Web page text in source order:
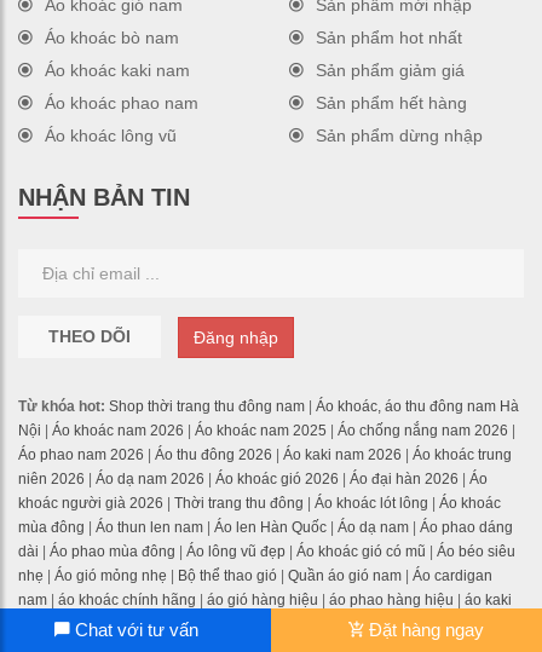
Áo khoác gió nam
Áo khoác bò nam
Áo khoác kaki nam
Áo khoác phao nam
Áo khoác lông vũ
Sản phẩm mới nhập
Sản phẩm hot nhất
Sản phẩm giảm giá
Sản phẩm hết hàng
Sản phẩm dừng nhập
NHẬN BẢN TIN
THEO DÕI Đăng nhập
Từ khóa hot: Shop thời trang thu đông nam
Áo khoác, áo thu đông nam Hà
Nội
Áo khoác nam 2026 Áo khoác nam 2025 Áo chống nắng nam 2026
Áo phao nam 2026
Áo thu đông 2026 Áo kaki nam 2026
Áo khoác trung
niên 2026
Áo dạ nam 2026 Áo khoác gió 2026 Áo đại hàn 2026
Áo
khoác người già 2026
Thời trang thu đông Áo khoác lót lông
Áo khoác
mùa đông
Áo thun len nam Áo len Hàn Quốc Áo dạ nam
Áo phao dáng
dài
Áo phao mùa đông Áo lông vũ đẹp Áo khoác gió có mũ
Áo béo siêu
nhẹ
Áo gió mỏng nhẹ Bộ thể thao gió Quần áo gió nam
Áo cardigan
nam
áo khoác chính hãng áo gió hàng hiệu áo phao hàng hiệu
áo kaki
chính hãng|áo lông vũ chính hãng áo dạ cao cấp| Áo chống nắng|Áo
Chat với tư vấn Đặt hàng ngay